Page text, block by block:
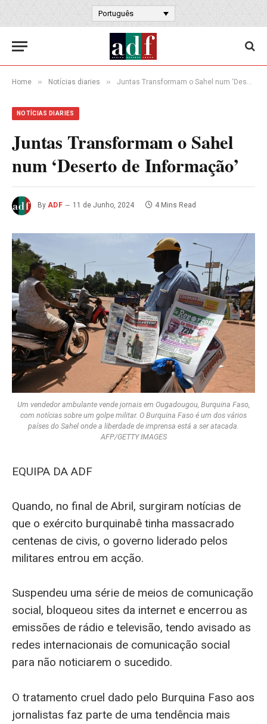
Português
Home » Notícias diaries » Juntas Transformam o Sahel num ‘Deserto de Informação’
NOTÍCIAS DIARIES
Juntas Transformam o Sahel
num ‘Deserto de Informação’
By ADF 11 de Junho, 2024 4 Mins Read
Um vendedor ambulante vende jornais em Ougadougou, Burquina Faso,
com notícias sobre um golpe militar. O Burquina Faso é um dos vários
países do Sahel onde a liberdade de imprensa está a ser atacada.
AFP/GETTY IMAGES
EQUIPA DA ADF
Quando, no final de Abril, surgiram notícias de
que o exército burquinabê tinha massacrado
centenas de civis, o governo liderado pelos
militares entrou em acção.
Suspendeu uma série de meios de comunicação
social, bloqueou sites da internet e encerrou as
emissões de rádio e televisão, tendo avisado as
redes internacionais de comunicação social
para não noticiarem o sucedido.
O tratamento cruel dado pelo Burquina Faso aos
jornalistas faz parte de uma tendência mais